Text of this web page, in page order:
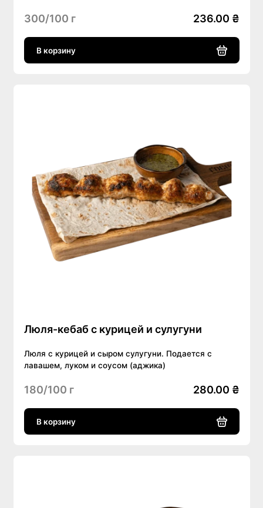
300/100 г 236.00 ₴
В корзину
Люля-кебаб с курицей и сулугуни
Люля с курицей и сыром сулугуни. Подается с
лавашем, луком и соусом (аджика)
180/100 г 280.00 ₴
В корзину